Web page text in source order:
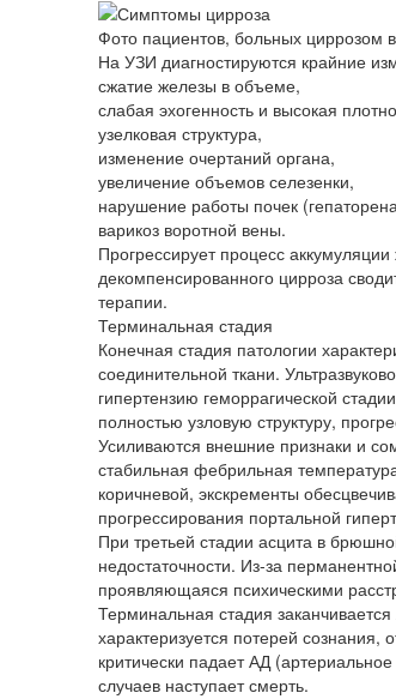
Фото пациентов, больных циррозом
На УЗИ диагностируются крайние
сжатие железы в объеме,
слабая эхогенность и высокая
узелковая структура,
изменение очертаний органа,
увеличение объемов селезенки,
нарушение работы почек
варикоз воротной вены.
Прогрессирует процесс
декомпенсированного цирроза
терапии.
Терминальная стадия
Конечная стадия патологии
соединительной ткани.
гипертензию геморрагической
полностью узловую структуру,
Усиливаются внешние признаки и
стабильная фебрильная
коричневой, экскременты
прогрессирования портальной
При третьей стадии асцита в
недостаточности. Из-за
проявляющаяся психическими
Терминальная стадия
характеризуется потерей сознания,
критически падает АД
случаев наступает смерть.